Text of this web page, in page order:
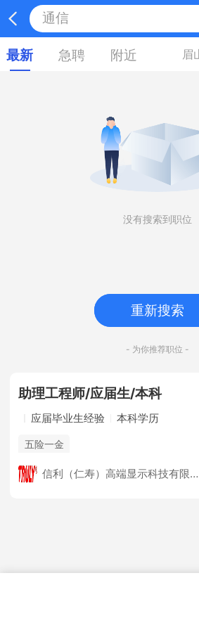
最新 急聘 附近
没有搜索到职位
重新搜索
- 为你推荐职位 -
助理工程师/应届生/本科
应届毕业生经验 本科学历
五险一金
信利（仁寿）高端显示科技有限公司